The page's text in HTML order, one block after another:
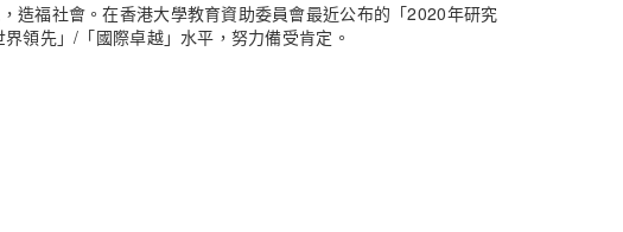
造福社會。在香港大學教育資助委員會最近公布的「2020年研究
領先」/「國際卓越」水平，努力備受肯定。